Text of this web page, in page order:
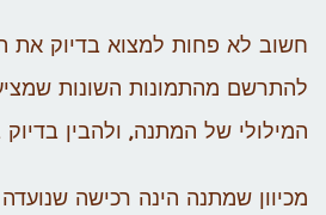
חשוב לא פחות למצוא בדיוק את
להתרשם מהתמונות השונות
המילולי של המתנה, ולהבין
מכיוון שמתנה הינה רכישה